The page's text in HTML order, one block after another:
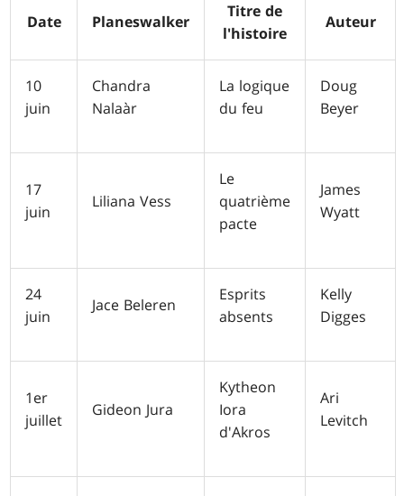
Date Planeswalker
Titre de
l'histoire
Auteur
10
juin
Chandra
Nalaàr
La logique
du feu
Doug
Beyer
17
juin
Liliana Vess
Le
quatrième
pacte
James
Wyatt
24
juin
Jace Beleren
Esprits
absents
Kelly
Digges
1er
juillet
Gideon Jura
Kytheon
Iora
d'Akros
Ari
Levitch